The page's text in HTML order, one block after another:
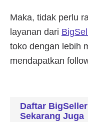
Daftar BigSeller
Sekarang Juga